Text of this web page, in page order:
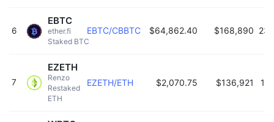
6
ether.fi
Staked BTC
EBTC
EBTC/CBBTC $64,862.40 $168,890
7
Renzo
Restaked
ETH
EZETH
EZETH/ETH $2,070.75 $136,921